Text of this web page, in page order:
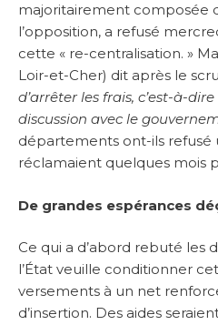
majoritairement composée
l’opposition, a refusé
cette « re-centralisation. »
Loir-et-Cher) dit après le
d’arrêter les frais, c’est-à-
discussion avec le
départements ont-ils refusé
réclamaient quelques mois
De grandes espérances
Ce qui a d’abord rebuté les
l’État veuille conditionner
versements à un net
d’insertion. Des aides